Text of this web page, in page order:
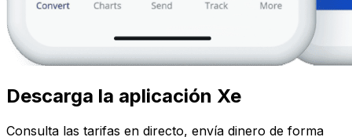
Descarga la aplicación Xe
Consulta las tarifas en directo, envía dinero de forma